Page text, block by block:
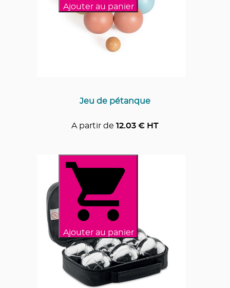
Ajouter au panier
Jeu de pétanque
A partir de 12.03 € HT
Ajouter au panier